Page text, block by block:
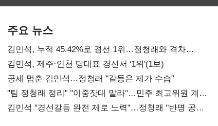
주요 뉴스
김민석, 누적 45.42%로 경선 1위…정청래와 격차
0.86%p(2보)
김민석, 제주·인천 당대표 경선서 '1위'(1보)
공세 멈춘 김민석…정청래 "갈등은 제가 수습"
"팀 정청래 정리" "이중잣대 말라"…민주 최고위원 계파
다툼 격화
김민석 "경선갈등 완전 제로 노력"…정청래 "반명 공세